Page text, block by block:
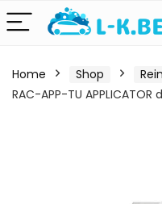
Home Shop
RAC-APP-TU